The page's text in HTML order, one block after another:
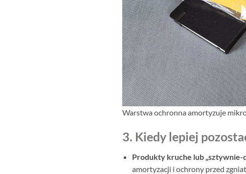
Warstwa ochronna amortyzuje
3. Kiedy lepiej
Produkty kruche lub „sztywnie-
amortyzacji i ochrony przed